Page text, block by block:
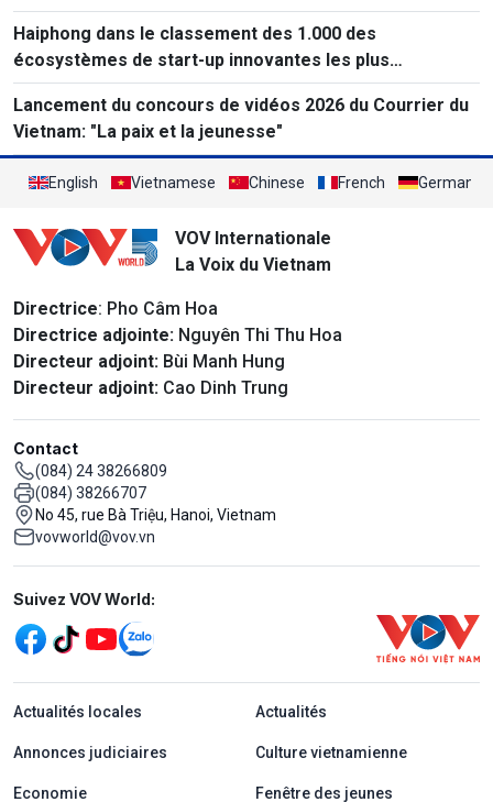
Haiphong dans le classement des 1.000 des
écosystèmes de start-up innovantes les plus
performants au monde
Lancement du concours de vidéos 2026 du Courrier du
Vietnam: "La paix et la jeunesse"
English Vietnamese Chinese French German
VOV Internationale
La Voix du Vietnam
Directrice: Pho Câm Hoa
Directrice adjointe: Nguyên Thi Thu Hoa
Directeur adjoint: Bùi Manh Hung
Directeur adjoint: Cao Dinh Trung
Contact
(084) 24 38266809
(084) 38266707
No 45, rue Bà Triệu, Hanoi, Vietnam
vovworld@vov.vn
Mạng xã hội
Suivez VOV World:
menu footer tiếng Pháp
Actualités locales Actualités
Annonces judiciaires Culture vietnamienne
Economie Fenêtre des jeunes